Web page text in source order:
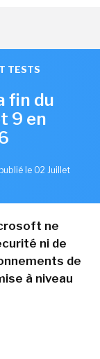
TESTS
fin du
9 en
publié le 02 Juillet
ne
ni de
de
à niveau